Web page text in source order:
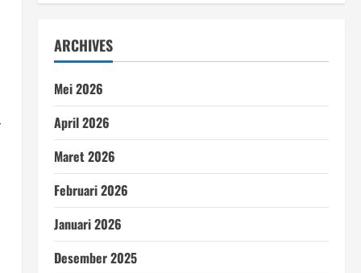
ARCHIVES
Mei 2026
April 2026
Maret 2026
Februari 2026
Januari 2026
Desember 2025